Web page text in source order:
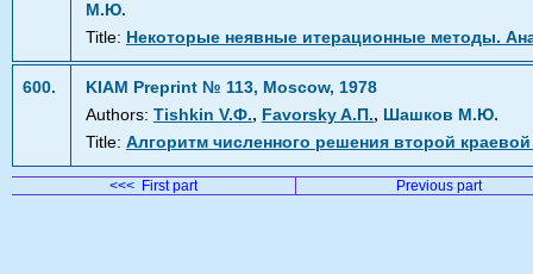
М.Ю.
Title: Некоторые неявные итерационные методы.
600.
KIAM Preprint № 113, Moscow, 1978
Authors: Tishkin V.Ф., Favorsky A.П., Шашков М.Ю.
Title: Алгоритм численного решения второй
<<< First part Previous part